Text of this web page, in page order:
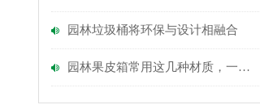
园林垃圾桶将环保与设计相融合
园林果皮箱常用这几种材质，一起来看看吧